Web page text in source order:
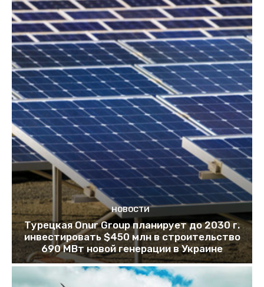
НОВОСТИ
Турецкая Onur Group планирует до 2030 г.
инвестировать $450 млн в строительство
690 МВт новой генерации в Украине